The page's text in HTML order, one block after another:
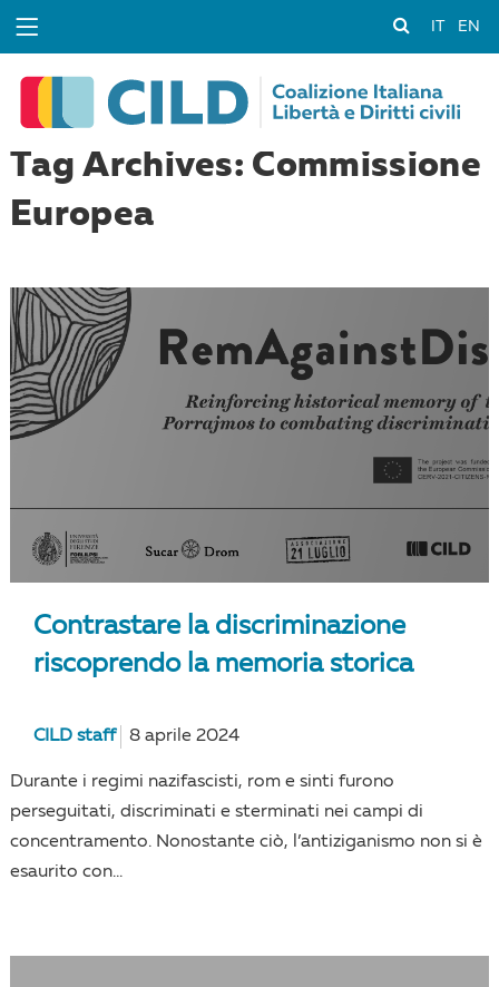
EN
Tag Archives: Commissione
Europea
Contrastare la discriminazione
riscoprendo la memoria storica
CILD staff 8 aprile 2024
Durante i regimi nazifascisti, rom e sinti furono
perseguitati, discriminati e sterminati nei campi di
concentramento. Nonostante ciò, l’antiziganismo non si è
esaurito con...